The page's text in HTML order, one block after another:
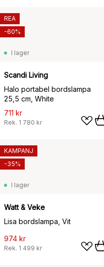
I lager
Scandi Living
Halo portabel bordslampa
25,5 cm, White
711 kr
Rek. 1 780 kr
REA
-60%
I lager
Watt & Veke
Lisa bordslampa, Vit
974 kr
Rek. 1 499 kr
KAMPANJ
-35%